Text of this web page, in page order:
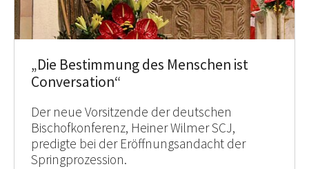
„Die Bestimmung des Menschen ist
Conversation“
Der neue Vorsitzende der deutschen
Bischofkonferenz, Heiner Wilmer SCJ,
predigte bei der Eröffnungsandacht der
Springprozession.